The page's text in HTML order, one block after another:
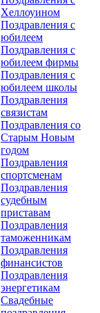
Хеллоуином
Поздравления с
юбилеем
Поздравления с
юбилеем фирмы
Поздравления с
юбилеем школы
Поздравления
связистам
Поздравления со
Старым Новым
годом
Поздравления
спортсменам
Поздравления
судебным
приставам
Поздравления
таможенникам
Поздравления
финансистов
Поздравления
энергетикам
Свадебные